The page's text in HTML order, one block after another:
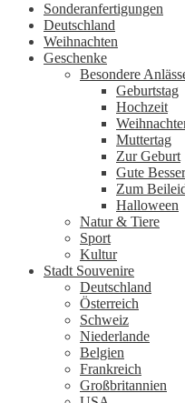
Sonderanfertigungen
Deutschland
Weihnachten
Geschenke
Besondere
Geburtstag
Hochzeit
Muttertag
Zur Geburt
Gute
Zum
Halloween
Natur & Tiere
Sport
Kultur
Stadt Souvenire
Deutschland
Österreich
Schweiz
Niederlande
Belgien
Frankreich
Großbritannien